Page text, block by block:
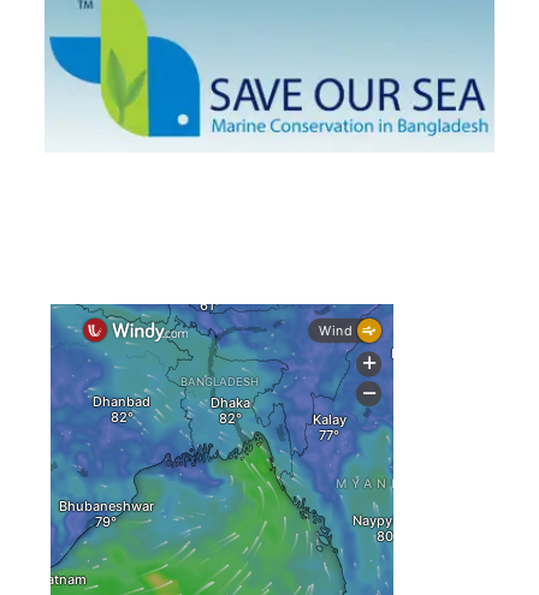
শঙ্কা
স্বস্তি ও শঙ্কার পূর্বাভাস দিল আবহাওয়া